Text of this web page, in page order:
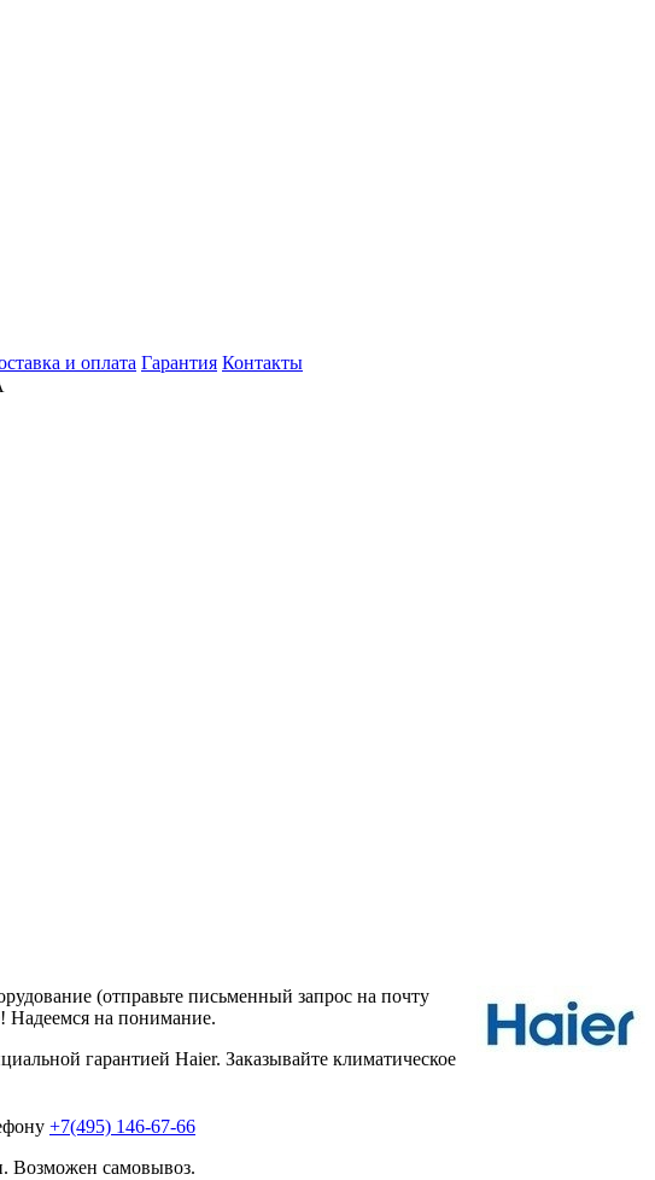
и оплата Гарантия Контакты
(отправьте письменный запрос на почту
Надеемся на понимание.
гарантией Haier. Заказывайте климатическое
+7(495) 146-67-66
Возможен самовывоз.